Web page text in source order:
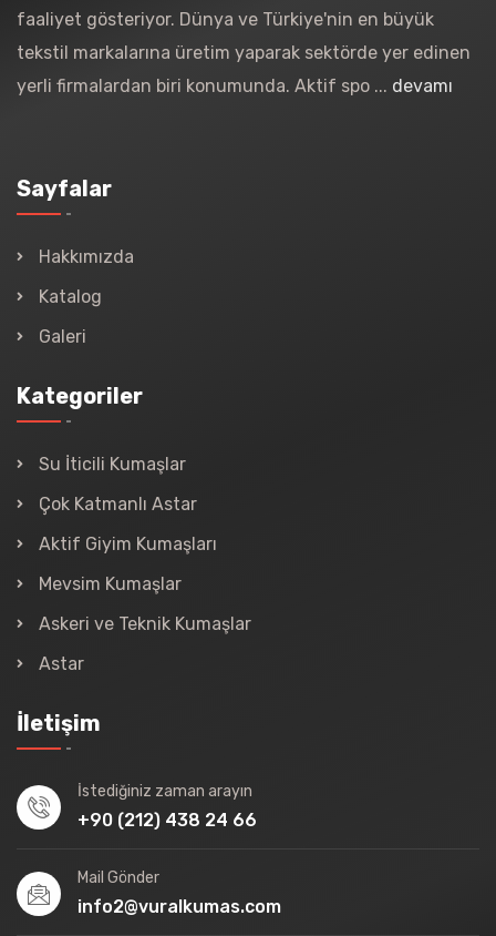
faaliyet gösteriyor. Dünya ve Türkiye'nin en büyük
tekstil markalarına üretim yaparak sektörde yer edinen
yerli firmalardan biri konumunda. Aktif spo ... devamı
Sayfalar
Hakkımızda
Katalog
Galeri
Kategoriler
Su İticili Kumaşlar
Çok Katmanlı Astar
Aktif Giyim Kumaşları
Mevsim Kumaşlar
Askeri ve Teknik Kumaşlar
Astar
İletişim
İstediğiniz zaman arayın
+90 (212) 438 24 66
Mail Gönder
info2@vuralkumas.com